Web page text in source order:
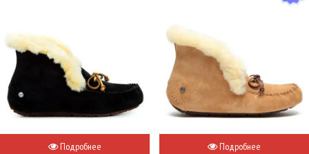
Подробнее Подробнее